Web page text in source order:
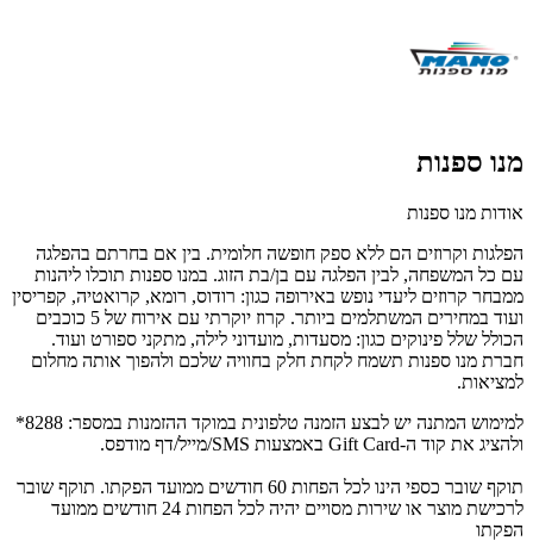
מנו ספנות
אודות מנו ספנות
הפלגות וקרוזים הם ללא ספק חופשה חלומית. בין אם בחרתם בהפלגה
עם כל המשפחה, לבין הפלגה עם בן/בת הזוג. במנו ספנות תוכלו ליהנות
ממבחר קרוזים ליעדי נופש באירופה כגון: רודוס, רומא, קרואטיה, קפריסין
ועוד במחירים המשתלמים ביותר. קרוז יוקרתי עם אירוח של 5 כוכבים
הכולל שלל פינוקים כגון: מסעדות, מועדוני לילה, מתקני ספורט ועוד.
חברת מנו ספנות תשמח לקחת חלק בחוויה שלכם ולהפוך אותה מחלום
למציאות.
למימוש המתנה יש לבצע הזמנה טלפונית במוקד ההזמנות במספר: 8288*
ולהציג את קוד ה-Gift Card באמצעות SMS/מייל/דף מודפס.
תוקף שובר כספי הינו לכל הפחות 60 חודשים ממועד הפקתו. תוקף שובר
לרכישת מוצר או שירות מסויים יהיה לכל הפחות 24 חודשים ממועד
הפקתו